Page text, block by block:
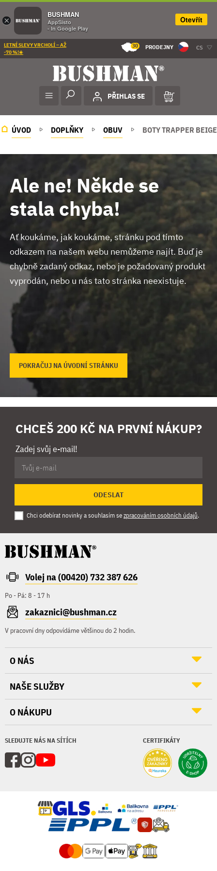
LETNÍ SLEVY VRCHOLÍ – AŽ
-70 %!☀️
30 PRODEJNY CS
PŘIHLAS SE
ÚVOD DOPLŇKY OBUV BOTY TRAPPER BEIGE
Ale ne! Někde se
stala chyba!
Ať koukáme, jak koukáme, stránku pod tímto
odkazem na našem webu nemůžeme najít. Buď je
chybně zadaný odkaz, nebo je požadovaný produkt
vyprodán, nebo u nás tato stránka neexistuje.
POKRAČUJ NA ÚVODNÍ STRÁNKU
CHCEŠ 200 KČ NA PRVNÍ NÁKUP?
Zadej svůj e-mail!
ODESLAT
Chci odebírat novinky a souhlasím sezpracováním osobních údajů.
Volej na (00420) 732 387 626
Po - Pá: 8 - 17 h
zakaznici@bushman.cz
V pracovní dny odpovídáme většinou do 2 hodin.
SLEDUJTE NÁS NA SÍTÍCH CERTIFIKÁTY
O NÁS
NAŠE SLUŽBY
O NÁKUPU
×
BUSHMAN
AppSisto
- In Google Play
Otevřít